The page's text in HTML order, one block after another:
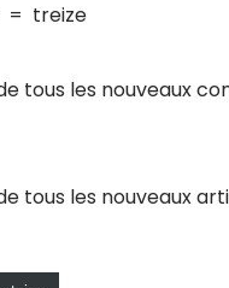
= treize
tous les nouveaux
tous les nouveaux